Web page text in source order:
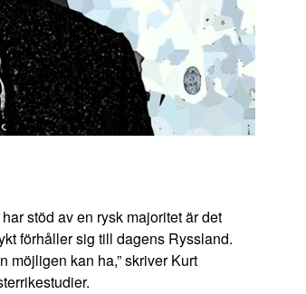
stöd av en rysk majoritet är det
förhåller sig till dagens Ryssland.
möjligen kan ha,” skriver Kurt